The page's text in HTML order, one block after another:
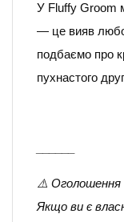
У Fluffy Groom
— це вияв
подбаємо про
пухнастого
⚠️ Оголошення
Якщо ви є